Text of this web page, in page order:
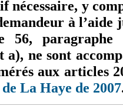
nécessaire, y
à l’aide
56,
ne sont
aux articles
La Haye de 2007